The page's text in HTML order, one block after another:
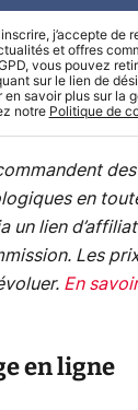
j’accepte de
et offres
vous pouvez
sur le lien de
en savoir plus sur la
notre Politique de
en
un lien
Les
En
en ligne